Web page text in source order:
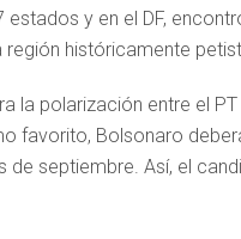
y en el DF,
región históricamente
la polarización entre el
favorito, Bolsonaro
septiembre. Así, el